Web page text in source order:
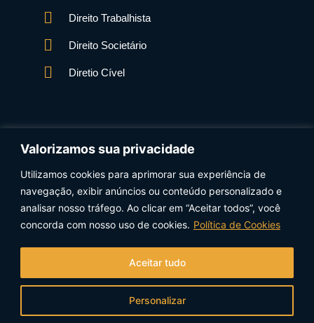
Valorizamos sua privacidade
Utilizamos cookies para aprimorar sua experiência de
navegação, exibir anúncios ou conteúdo personalizado e
analisar nosso tráfego. Ao clicar em “Aceitar todos”, você
concorda com nosso uso de cookies. Política de Cookies
Personalizar
Aceitar tudo
Direito Trabalhista
Direito Societário
Diretio Cível
Data Protection Officer (DPO) Xavier Advogados:
Ana Cristina Marques Quevedo – anacristina@xavier.adv.br
© Copyright 2026 – Xavier Advogados –Política de Privacidade